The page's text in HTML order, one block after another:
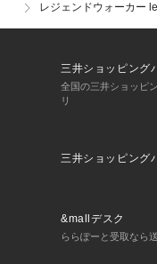
レジェンドウォーカー
三井ショッピング
全国の三井ショッピ
リ
三井ショッピング
&mallデスク
ららぽーと受取なら